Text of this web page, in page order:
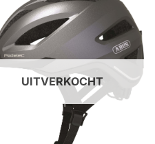
UITVERKOCHT